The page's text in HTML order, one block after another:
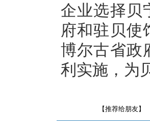
企业选择贝
府和驻贝使
博尔古省政
利实施，为
【推荐给朋友】